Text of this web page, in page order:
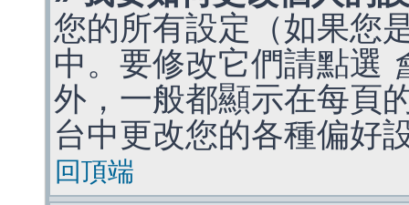
您的所有設定（如果您
中。要修改它們請點選
外，一般都顯示在每頁
台中更改您的各種偏好
回頂端